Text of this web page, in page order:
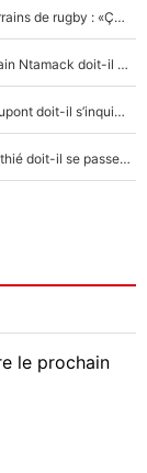
La raison d'être de Matthieu Jalibert en dehors des terrains de rugby : «Ça m'atteint autant que si tu touches à un membre de ma famille»
XV de France - Matthieu Jalibert a tout changé : Romain Ntamack doit-il s’inquiéter pour sa place à un an de la Coupe du monde ?
«Le XV de France est meilleur avec Lucu» : Antoine Dupont doit-il s’inquiéter pour sa place ?
Le XV de France a trouvé son remplaçant : Fabien Galthié doit-il se passer d'Antoine Dupont ?
le prochain